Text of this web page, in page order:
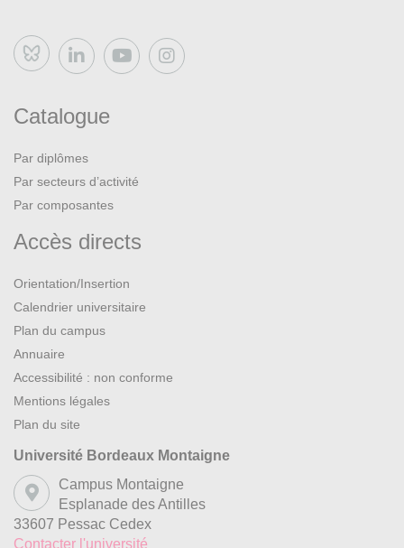
Bluesky
Catalogue
Par diplômes
Par secteurs d’activité
Par composantes
Accès directs
Orientation/Insertion
Calendrier universitaire
Plan du campus
Annuaire
Accessibilité : non conforme
Mentions légales
Plan du site
Université Bordeaux Montaigne
Campus Montaigne
Esplanade des Antilles
33607 Pessac Cedex
Contacter l'université